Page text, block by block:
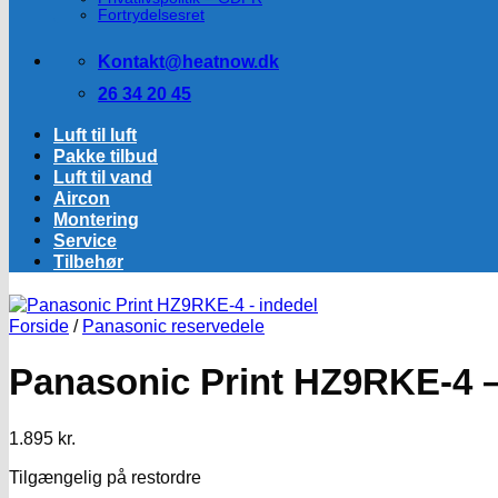
Fortrydelsesret
Kontakt@heatnow.dk
26 34 20 45
Luft til luft
Pakke tilbud
Luft til vand
Aircon
Montering
Service
Tilbehør
Forside / Panasonic reservedele
Panasonic Print HZ9RKE-4
1.895 kr.
Tilgængelig på restordre